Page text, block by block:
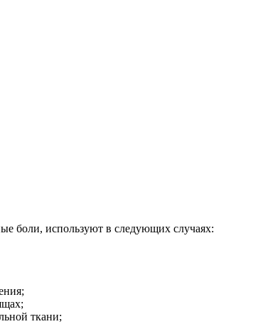
боли, используют в следующих случаях:
ткани;